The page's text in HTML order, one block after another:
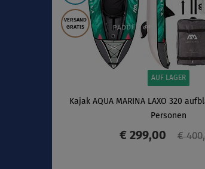
VERSAND
GRATIS
AUF LAGER
Kajak AQUA MARINA LAXO 320
Personen
€ 299,00 €